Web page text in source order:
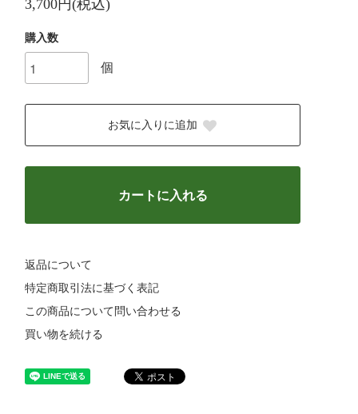
3,700円(税込)
購入数
個
お気に入りに追加
カートに入れる
返品について
特定商取引法に基づく表記
この商品について問い合わせる
買い物を続ける